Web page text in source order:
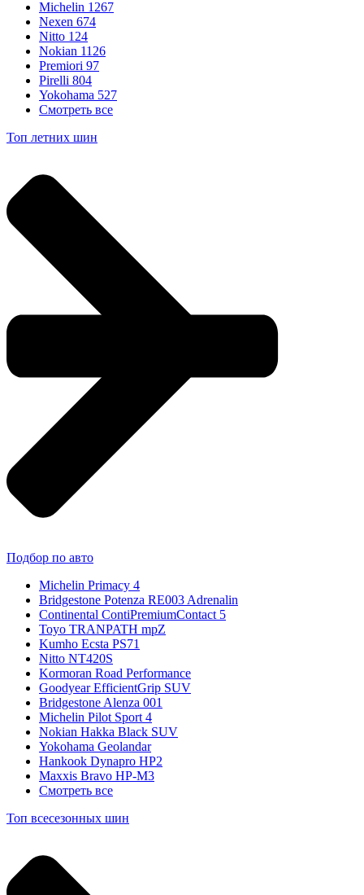
Michelin 1267
Nexen 674
Nitto 124
Nokian 1126
Premiori 97
Pirelli 804
Yokohama 527
Смотреть все
Топ летних шин
Подбор по авто
Michelin Primacy 4
Bridgestone Potenza RE003 Adrenalin
Continental ContiPremiumContact 5
Toyo TRANPATH mpZ
Kumho Ecsta PS71
Nitto NT420S
Kormoran Road Performance
Goodyear EfficientGrip SUV
Bridgestone Alenza 001
Michelin Pilot Sport 4
Nokian Hakka Black SUV
Yokohama Geolandar
Hankook Dynapro HP2
Maxxis Bravo HP-M3
Смотреть все
Топ всесезонных шин